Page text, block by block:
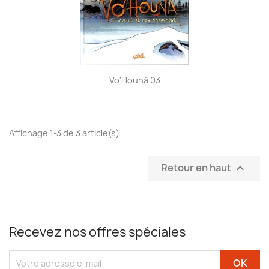
Vo'Hounâ 03
Affichage 1-3 de 3 article(s)
Retour en haut 
Recevez nos offres spéciales